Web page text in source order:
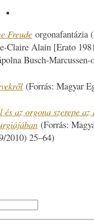
▪
Freude orgonafantázia
Claire Alain [Erato
Busch-Marcussen-
(Forrás: Magyar
és az orgona szerepe
(Forrás:
2010) 25–64)